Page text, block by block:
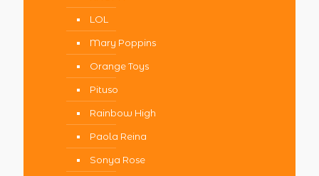
LOL
Mary Poppins
Orange Toys
Pituso
Rainbow High
Paola Reina
Sonya Rose